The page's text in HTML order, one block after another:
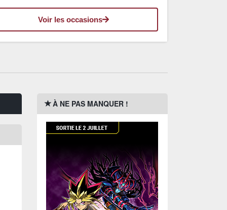
Voir les occasions
À NE PAS MANQUER !